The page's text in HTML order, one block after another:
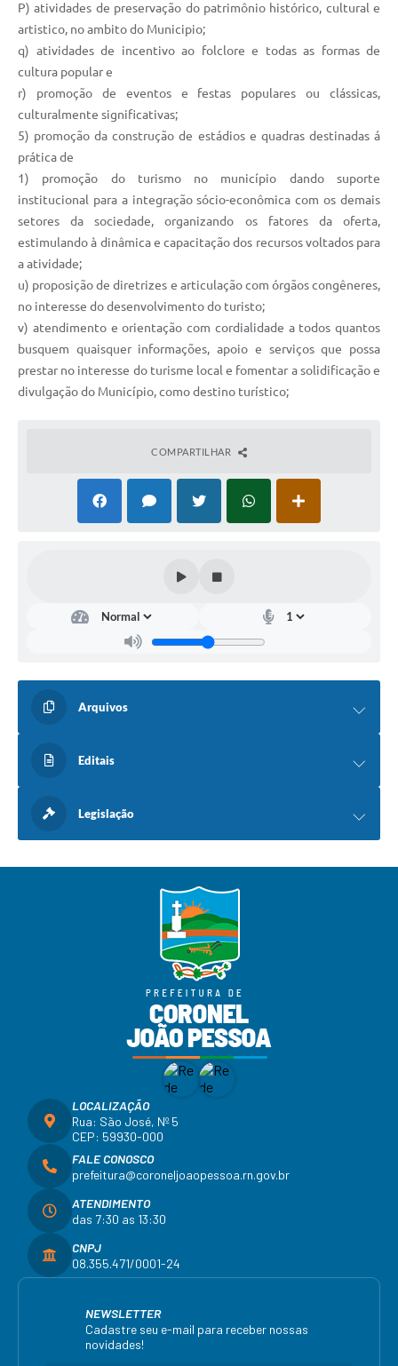
P) atividades de preservação do patrimônio histórico, cultural e
artistico, no ambito do Municipio;
q) atividades de incentivo ao folclore e todas as formas de
cultura popular e
r) promoção de eventos e festas populares ou clássicas,
culturalmente significativas;
5) promoção da construção de estádios e quadras destinadas á
prática de
1) promoção do turismo no município dando suporte
institucional para a integração sócio-econômica com os demais
setores da sociedade, organizando os fatores da oferta,
estimulando à dinâmica e capacitação dos recursos voltados para
a atividade;
u) proposição de diretrizes e articulação com órgãos congêneres,
no interesse do desenvolvimento do turisto;
v) atendimento e orientação com cordialidade a todos quantos
busquem quaisquer informações, apoio e serviços que possa
prestar no interesse do turisme local e fomentar a solidificação e
divulgação do Município, como destino turístico;
COMPARTILHAR
Arquivos
Editais
Legislação
LOCALIZAÇÃO
Rua: São José, Nº 5
CEP: 59930-000
FALE CONOSCO
prefeitura@coroneljoaopessoa.rn.gov.br
ATENDIMENTO
das 7:30 as 13:30
CNPJ
08.355.471/0001-24
NEWSLETTER
Cadastre seu e-mail para receber nossas
novidades!